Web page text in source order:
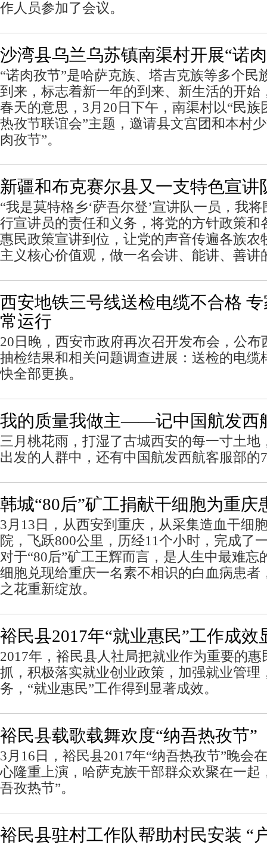
作人员参加了会议。
沙湾县乌兰乌苏镇南渠村开展“诺
“诺肉孜节”是哈萨克族、塔吉克族等多个民
到来，标志着新一年的到来、新生活的开始
春天的意思，3月20日下午，南渠村以“民族
热孜节联谊会”主题，邀请县文宫团和本村
肉孜节”。
新疆和布克赛尔县又一支特色宣讲
“我是莫特格乡‘萨吾尔登’宣讲队一员，我
行宣讲员的责任和义务，将党的方针政策和
惠民政策宣讲到位，让党的声音传遍各族农
主义核心价值观，做一名会讲、能讲、善讲
西安地铁三号线送检电缆不合格
常运行
20日晚，西安市政府再次召开发布会，公布
抽检结果和相关问题调查进展：送检的电缆
快全部更换。
我的质量我做主——记中国航发西
三月桃花雨，打湿了古城西安的每一寸土地
出发的人群中，还有中国航发西航客服部的
韩城“80后”矿工捐献干细胞为重庆
3月13日，从西安到重庆，从采集造血干细
院，飞跃800公里，历经11个小时，完成了
对于“80后”矿工王辉而言，是人生中最难忘
细胞兑现给重庆一名素不相识的白血病患者
之花重新绽放。
裕民县2017年“就业惠民”工作成效
2017年，裕民县人社局把就业作为重要的
抓，积极落实就业创业政策，加强就业管理
务，“就业惠民”工作得到显著成效。
裕民县载歌载舞欢度“纳吾热孜节”
3月16日，裕民县2017年“纳吾热孜节”晚会
心隆重上演，哈萨克族干部群众欢聚在一起
吾孜热节”。
裕民县驻村工作队帮助村民安装 “